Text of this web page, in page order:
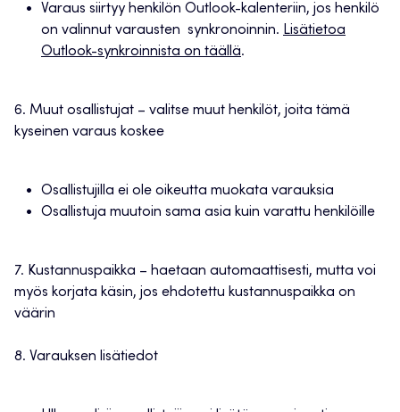
Varaus siirtyy henkilön Outlook-kalenteriin, jos henkilö
on valinnut varausten synkronoinnin. Lisätietoa
Outlook-synkroinnista on täällä.
6. Muut osallistujat – valitse muut henkilöt, joita tämä
kyseinen varaus koskee
Osallistujilla ei ole oikeutta muokata varauksia
Osallistuja muutoin sama asia kuin varattu henkilöille
7. Kustannuspaikka – haetaan automaattisesti, mutta voi
myös korjata käsin, jos ehdotettu kustannuspaikka on
väärin
8. Varauksen lisätiedot